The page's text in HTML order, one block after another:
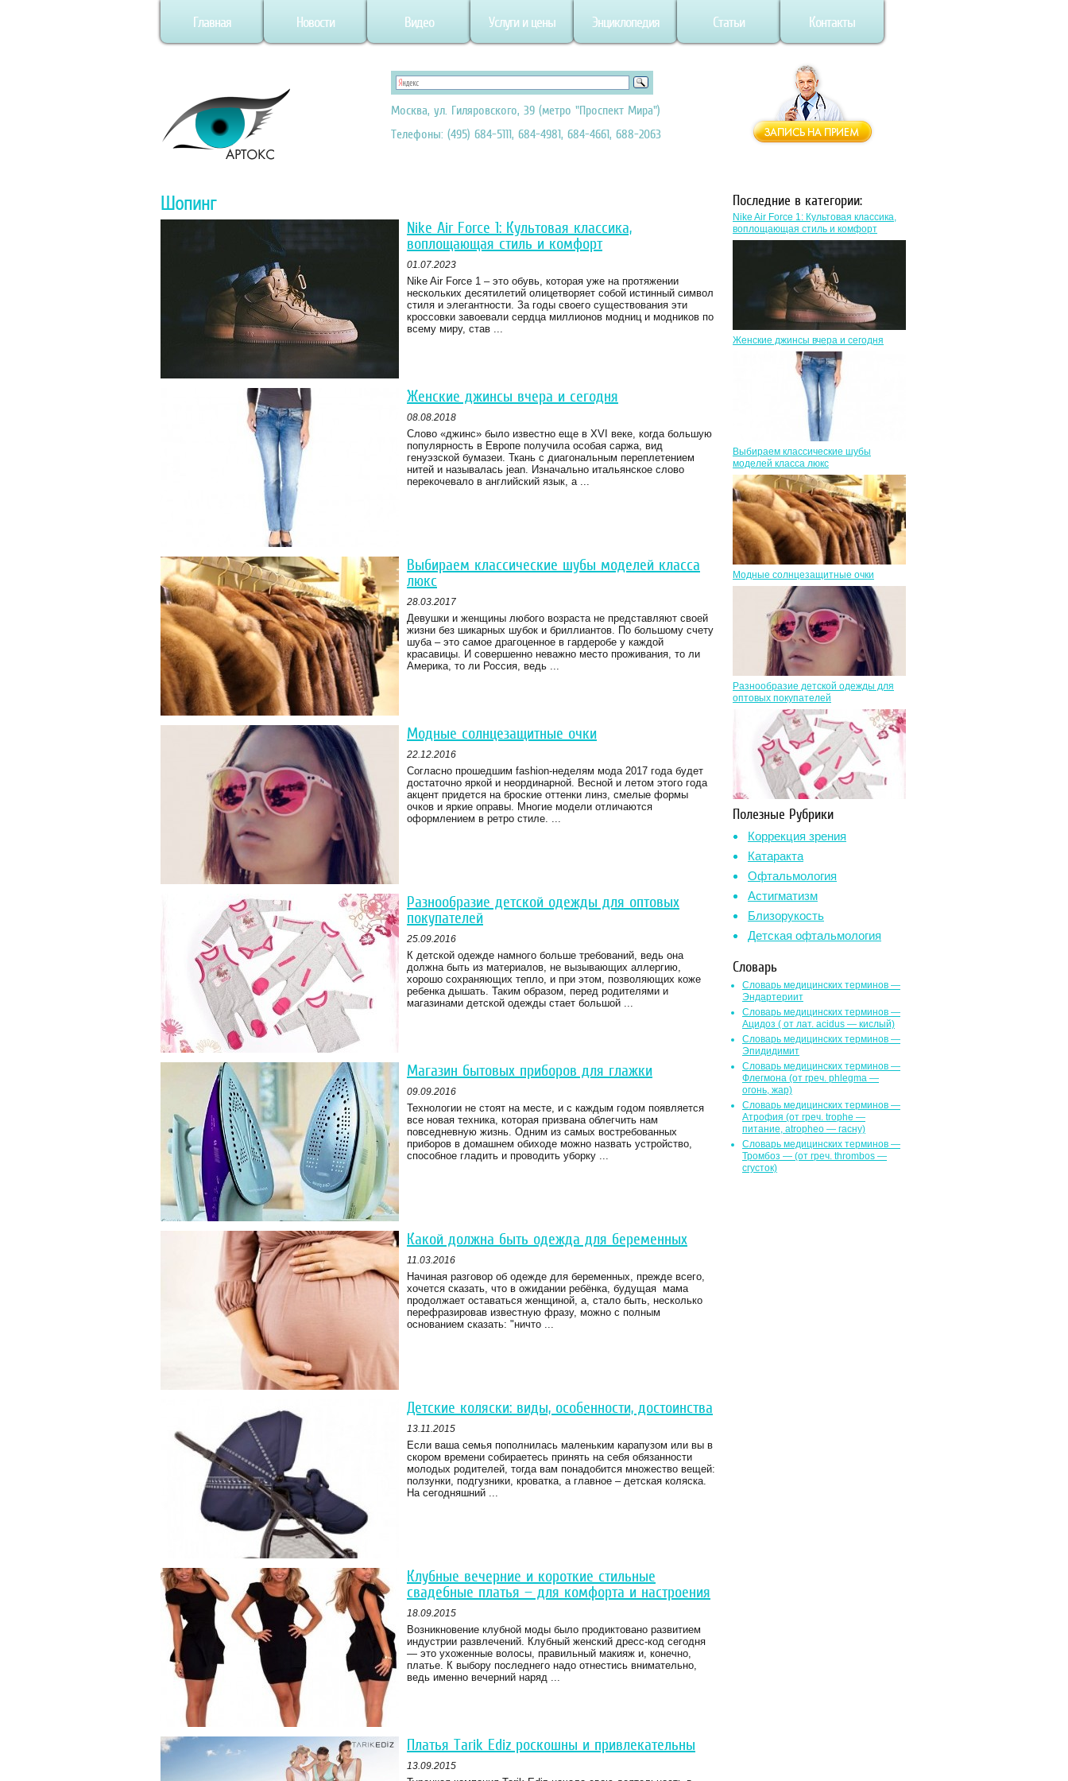
Главная Новости Видео Услуги и цены Энциклопедия Статьи Контакты
Москва, ул. Гиляровского, 39 (метро "Проспект Мира")
Телефоны: (495) 684-5111, 684-4981, 684-4661, 688-2063
Шопинг
Nike Air Force 1: Культовая классика,
воплощающая стиль и комфорт
01.07.2023
Nike Air Force 1 – это обувь, которая уже на протяжении
нескольких десятилетий олицетворяет собой истинный символ
стиля и элегантности. За годы своего существования эти
кроссовки завоевали сердца миллионов модниц и модников по
всему миру, став ...
Женские джинсы вчера и сегодня
08.08.2018
Слово «джинс» было известно еще в XVI веке, когда большую
популярность в Европе получила особая саржа, вид
генуэзской бумазеи. Ткань с диагональным переплетением
нитей и называлась jean. Изначально итальянское слово
перекочевало в английский язык, а ...
Выбираем классические шубы моделей класса
люкс
28.03.2017
Девушки и женщины любого возраста не представляют своей
жизни без шикарных шубок и бриллиантов. По большому счету
шуба – это самое драгоценное в гардеробе у каждой
красавицы. И совершенно неважно место проживания, то ли
Америка, то ли Россия, ведь ...
Модные солнцезащитные очки
22.12.2016
Согласно прошедшим fashion-неделям мода 2017 года будет
достаточно яркой и неординарной. Весной и летом этого года
акцент придется на броские оттенки линз, смелые формы
очков и яркие оправы. Многие модели отличаются
оформлением в ретро стиле. ...
Разнообразие детской одежды для оптовых
покупателей
25.09.2016
К детской одежде намного больше требований, ведь она
должна быть из материалов, не вызывающих аллергию,
хорошо сохраняющих тепло, и при этом, позволяющих коже
ребенка дышать. Таким образом, перед родителями и
магазинами детской одежды стает большой ...
Магазин бытовых приборов для глажки
09.09.2016
Технологии не стоят на месте, и с каждым годом появляется
все новая техника, которая призвана облегчить нам
повседневную жизнь. Одним из самых востребованных
приборов в домашнем обиходе можно назвать устройство,
способное гладить и проводить уборку ...
Какой должна быть одежда для беременных
11.03.2016
Начиная разговор об одежде для беременных, прежде всего,
хочется сказать, что в ожидании ребёнка, будущая мама
продолжает оставаться женщиной, а, стало быть, несколько
перефразировав известную фразу, можно с полным
основанием сказать: "ничто ...
Детские коляски: виды, особенности, достоинства
13.11.2015
Если ваша семья пополнилась маленьким карапузом или вы в
скором времени собираетесь принять на себя обязанности
молодых родителей, тогда вам понадобится множество вещей:
ползунки, подгузники, кроватка, а главное – детская коляска.
На сегодняшний ...
Клубные вечерние и короткие стильные
свадебные платья — для комфорта и настроения
18.09.2015
Возникновение клубной моды было продиктовано развитием
индустрии развлечений. Клубный женский дресс-код сегодня
— это ухоженные волосы, правильный макияж и, конечно,
платье. К выбору последнего надо отнестись внимательно,
ведь именно вечерний наряд ...
Платья Tarik Ediz роскошны и привлекательны
13.09.2015
Последние в категории:
Nike Air Force 1: Культовая классика,
воплощающая стиль и комфорт
Женские джинсы вчера и сегодня
Выбираем классические шубы
моделей класса люкс
Модные солнцезащитные очки
Разнообразие детской одежды для
оптовых покупателей
Полезные Рубрики
Коррекция зрения
Катаракта
Офтальмология
Астигматизм
Близорукость
Детская офтальмология
Словарь
Словарь медицинских терминов —
Эндартериит
Словарь медицинских терминов —
Ацидоз ( от лат. асidus — кислый)
Словарь медицинских терминов —
Эпидидимит
Словарь медицинских терминов —
Флегмона (от гpeч. phlegma —
огонь, жар)
Словарь медицинских терминов —
Атрофия (от греч. trophe —
питание, atropheo — гасну)
Словарь медицинских терминов —
Тромбоз — (от греч. thrombos —
сгусток)